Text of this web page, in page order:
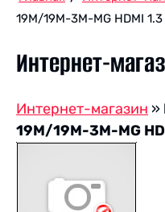
19M/19M-3M-MG HDMI
Интернет-
Интернет-магазин »
19M/19M-3M-MG